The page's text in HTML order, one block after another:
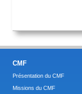
CMF
Présentation du CMF
Missions du CMF